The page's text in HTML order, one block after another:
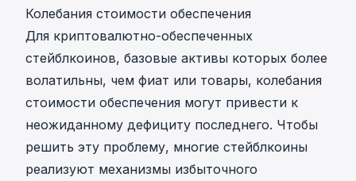
Колебания стоимости обеспечения
Для криптовалютно-обеспеченных
стейблкоинов, базовые активы которых более
волатильны, чем фиат или товары, колебания
стоимости обеспечения могут привести к
неожиданному дефициту последнего. Чтобы
решить эту проблему, многие стейблкоины
реализуют механизмы избыточного